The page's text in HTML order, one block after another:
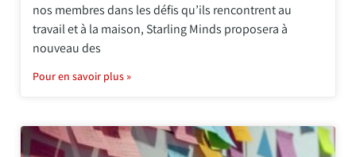
nos membres dans les défis qu’ils rencontrent au
travail et à la maison, Starling Minds proposera à
nouveau des
Pour en savoir plus »